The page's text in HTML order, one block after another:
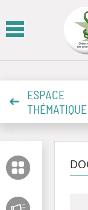
ESPACE
THÉMATIQUE